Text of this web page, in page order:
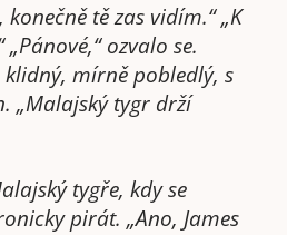
tě zas vidím.“ „K
ozvalo se.
mírně pobledlý, s
„Malajský tygr drží
tygře, kdy se
pirát. „Ano, James